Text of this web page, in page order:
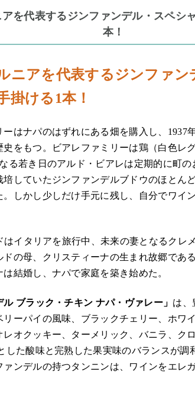
を代表するジンファンデル・スペシ
本！
ニアを代表するジンファン
掛ける1本！
ーはナパのはずれにある畑を購入し、1937
をもつ。ビアレファミリーは鶏（白色レ
る若き日のアルド・ビアレは定期的に町
培していたジンファンデルブドウのほとん
。しかし少しだけ手元に残し、自分でワイ
はイタリアを旅行中、未来の妻となるクレ
ドの母、クリスティーナの生まれ故郷であ
は結婚し、ナパで家庭を築き始めた。
ル ブラック・チキン ナパ・ヴァレー」 は、
リーパイの風味、ブラックチェリー、ホワ
レオクッキー、ターメリック、バニラ、ク
した酸味と完熟した果実味のバランスが調
ァンデルの持つタンニンは、ワインをエレ